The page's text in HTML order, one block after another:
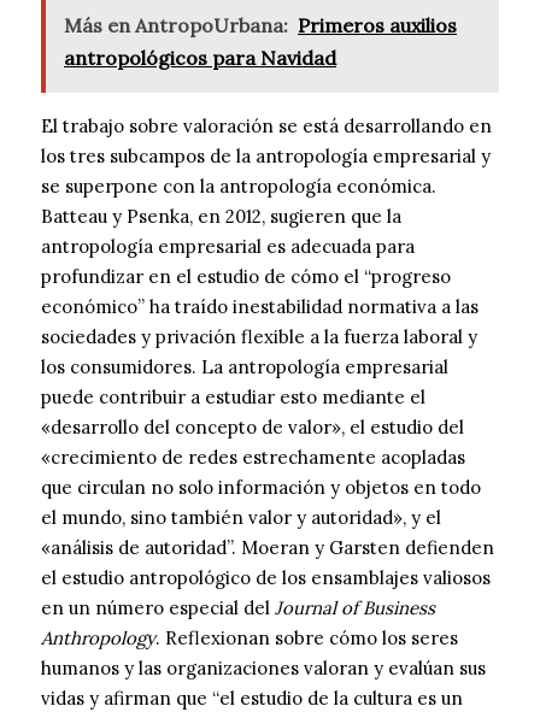
Más en AntropoUrbana: Primeros auxilios
antropológicos para Navidad
El trabajo sobre valoración se está desarrollando en
los tres subcampos de la antropología empresarial y
se superpone con la antropología económica.
Batteau y Psenka, en 2012, sugieren que la
antropología empresarial es adecuada para
profundizar en el estudio de cómo el “progreso
económico” ha traído inestabilidad normativa a las
sociedades y privación flexible a la fuerza laboral y
los consumidores. La antropología empresarial
puede contribuir a estudiar esto mediante el
«desarrollo del concepto de valor», el estudio del
«crecimiento de redes estrechamente acopladas
que circulan no solo información y objetos en todo
el mundo, sino también valor y autoridad», y el
«análisis de autoridad”. Moeran y Garsten defienden
el estudio antropológico de los ensamblajes valiosos
en un número especial del Journal of Business
Anthropology. Reflexionan sobre cómo los seres
humanos y las organizaciones valoran y evalúan sus
vidas y afirman que “el estudio de la cultura es un